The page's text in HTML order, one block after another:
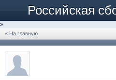
Российская
»
« На главную